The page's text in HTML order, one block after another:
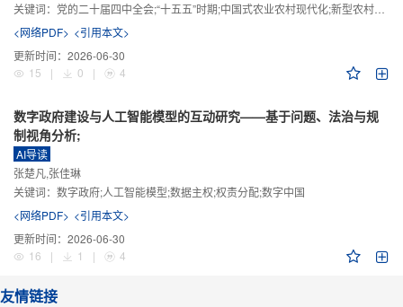
关键词： 党的二十届四中全会;“十五五”时期;中国式农业农村现代化;新型农村集体经济;城乡融合发展;新质生产力
<网络PDF> <引用本文>
更新时间： 2026-06-30
15
| 0 | 4
数字政府建设与人工智能模型的互动研究——基于问题、法治与规
制视角分析;
AI导读
张楚凡,张佳琳
关键词： 数字政府;人工智能模型;数据主权;权责分配;数字中国
<网络PDF> <引用本文>
更新时间： 2026-06-30
16
| 1 | 4
友情链接